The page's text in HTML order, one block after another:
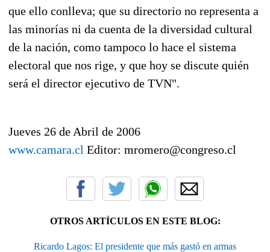
que ello conlleva; que su directorio no representa a
las minorías ni da cuenta de la diversidad cultural
de la nación, como tampoco lo hace el sistema
electoral que nos rige, y que hoy se discute quién
será el director ejecutivo de TVN".
Jueves 26 de Abril de 2006
www.camara.cl Editor: mromero@congreso.cl
OTROS ARTÍCULOS EN ESTE BLOG:
Ricardo Lagos: El presidente que más gastó en armas